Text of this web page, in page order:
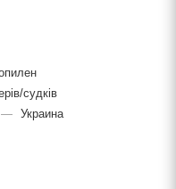
судків
— Украина